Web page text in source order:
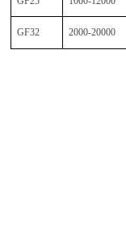
GF32 2000-20000